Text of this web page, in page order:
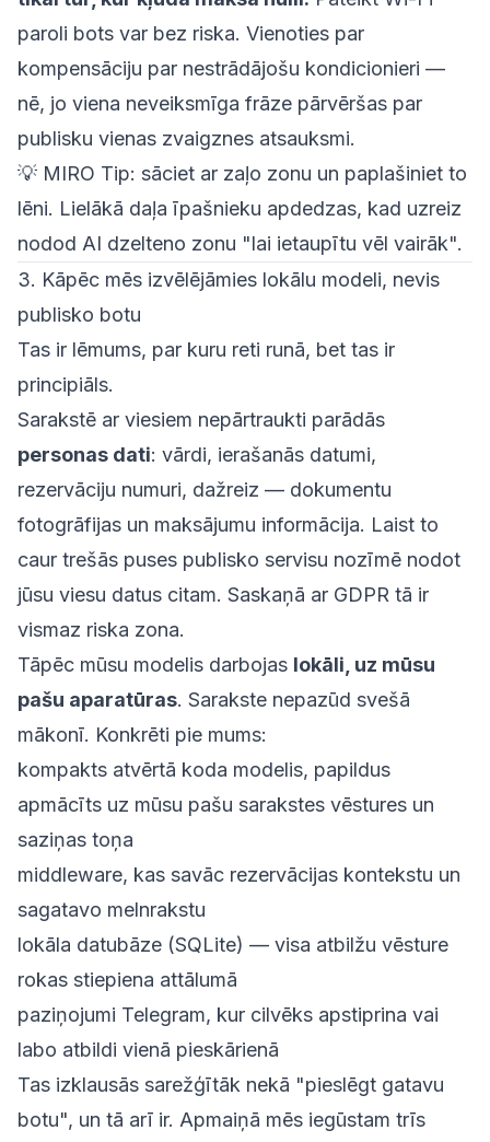
paroli bots var bez riska. Vienoties par
kompensāciju par nestrādājošu kondicionieri —
nē, jo viena neveiksmīga frāze pārvēršas par
publisku vienas zvaigznes atsauksmi.
💡 MIRO Tip: sāciet ar zaļo zonu un paplašiniet to
lēni. Lielākā daļa īpašnieku apdedzas, kad uzreiz
nodod AI dzelteno zonu "lai ietaupītu vēl vairāk".
3. Kāpēc mēs izvēlējāmies lokālu modeli, nevis
publisko botu
Tas ir lēmums, par kuru reti runā, bet tas ir
principiāls.
Sarakstē ar viesiem nepārtraukti parādās
personas dati: vārdi, ierašanās datumi,
rezervāciju numuri, dažreiz — dokumentu
fotogrāfijas un maksājumu informācija. Laist to
caur trešās puses publisko servisu nozīmē nodot
jūsu viesu datus citam. Saskaņā ar GDPR tā ir
vismaz riska zona.
Tāpēc mūsu modelis darbojas lokāli, uz mūsu
pašu aparatūras. Sarakste nepazūd svešā
mākonī. Konkrēti pie mums:
kompakts atvērtā koda modelis, papildus
apmācīts uz mūsu pašu sarakstes vēstures un
saziņas toņa
middleware, kas savāc rezervācijas kontekstu un
sagatavo melnrakstu
lokāla datubāze (SQLite) — visa atbilžu vēsture
rokas stiepiena attālumā
paziņojumi Telegram, kur cilvēks apstiprina vai
labo atbildi vienā pieskārienā
Tas izklausās sarežģītāk nekā "pieslēgt gatavu
botu", un tā arī ir. Apmaiņā mēs iegūstam trīs